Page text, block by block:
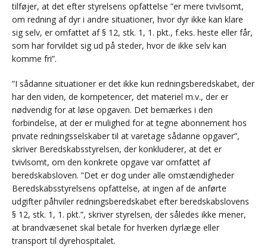
tilføjer, at det efter styrelsens opfattelse ”er mere tvivlsomt,
om redning af dyr i andre situationer, hvor dyr ikke kan klare
sig selv, er omfattet af § 12, stk. 1, 1. pkt., f.eks. heste eller får,
som har forvildet sig ud på steder, hvor de ikke selv kan
komme fri”.
”I sådanne situationer er det ikke kun redningsberedskabet, der
har den viden, de kompetencer, det materiel m.v., der er
nødvendig for at løse opgaven. Det bemærkes i den
forbindelse, at der er mulighed for at tegne abonnement hos
private redningsselskaber til at varetage sådanne opgaver”,
skriver Beredskabsstyrelsen, der konkluderer, at det er
tvivlsomt, om den konkrete opgave var omfattet af
beredskabsloven. ”Det er dog under alle omstændigheder
Beredskabsstyrelsens opfattelse, at ingen af de anførte
udgifter påhviler redningsberedskabet efter beredskabslovens
§ 12, stk. 1, 1. pkt.”, skriver styrelsen, der således ikke mener,
at brandvæsenet skal betale for hverken dyrlæge eller
transport til dyrehospitalet.